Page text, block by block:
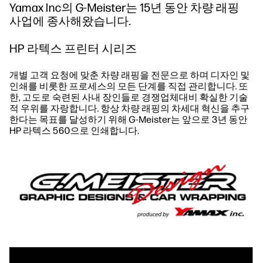
Yamax Inc의 G-Meister는 15년 동안 차량 래핑
사업에 종사해왔습니다.
HP 라텍스 프린터 시리즈
개별 고객 요청에 맞춘 차량 래핑을 전문으로 하며 디자인 및
인쇄를 비롯한 프로세스의 모든 단계를 직접 관리합니다. 또
한, 고도로 숙련된 사내 장인들로 경쟁업체대비 확실한 기술
적 우위를 자랑합니다. 항상 차량 래핑의 차세대 혁신을 추구
한다는 목표를 달성하기 위해 G-Meister는 앞으로 3년 동안
HP 라텍스 560으로 인쇄합니다.